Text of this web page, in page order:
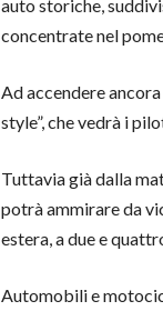
auto storiche,
concentrate nel
Ad accendere
style”, che vedrà i
Tuttavia già dalla
potrà ammirare da
estera, a due e
Automobili e